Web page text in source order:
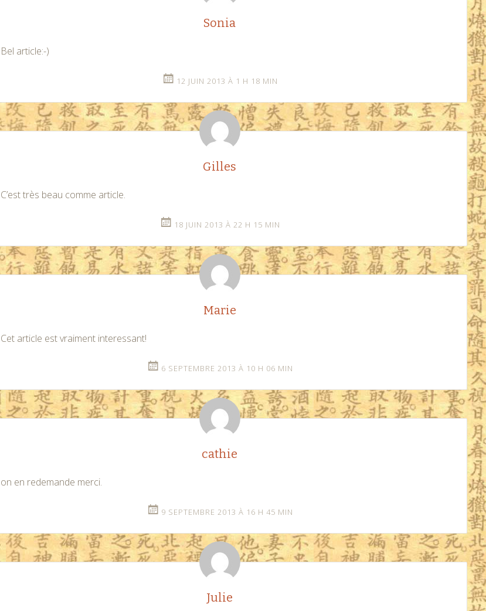
Sonia
Bel article:-)
12 JUIN 2013 À 1 H 18 MIN
Gilles
C’est très beau comme article.
18 JUIN 2013 À 22 H 15 MIN
Marie
Cet article est vraiment interessant!
6 SEPTEMBRE 2013 À 10 H 06 MIN
cathie
on en redemande merci.
9 SEPTEMBRE 2013 À 16 H 45 MIN
Julie